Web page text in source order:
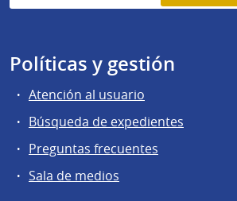
Políticas y gestión
Atención al usuario
Búsqueda de expedientes
Preguntas frecuentes
Sala de medios